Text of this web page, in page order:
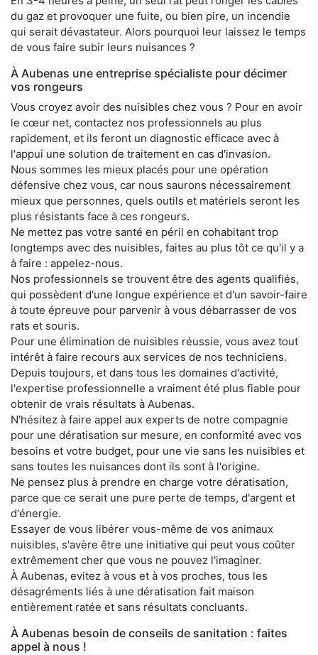
du gaz et provoquer une fuite, ou bien pire, un incendie
qui serait dévastateur. Alors pourquoi leur laissez le temps
de vous faire subir leurs nuisances ?
À Aubenas une entreprise spécialiste pour décimer
vos rongeurs
Vous croyez avoir des nuisibles chez vous ? Pour en avoir
le cœur net, contactez nos professionnels au plus
rapidement, et ils feront un diagnostic efficace avec à
l'appui une solution de traitement en cas d'invasion.
Nous sommes les mieux placés pour une opération
défensive chez vous, car nous saurons nécessairement
mieux que personnes, quels outils et matériels seront les
plus résistants face à ces rongeurs.
Ne mettez pas votre santé en péril en cohabitant trop
longtemps avec des nuisibles, faites au plus tôt ce qu'il y a
à faire : appelez-nous.
Nos professionnels se trouvent être des agents qualifiés,
qui possèdent d'une longue expérience et d'un savoir-faire
à toute épreuve pour parvenir à vous débarrasser de vos
rats et souris.
Pour une élimination de nuisibles réussie, vous avez tout
intérêt à faire recours aux services de nos techniciens.
Depuis toujours, et dans tous les domaines d'activité,
l'expertise professionnelle a vraiment été plus fiable pour
obtenir de vrais résultats à Aubenas.
N'hésitez à faire appel aux experts de notre compagnie
pour une dératisation sur mesure, en conformité avec vos
besoins et votre budget, pour une vie sans les nuisibles et
sans toutes les nuisances dont ils sont à l'origine.
Ne pensez plus à prendre en charge votre dératisation,
parce que ce serait une pure perte de temps, d'argent et
d'énergie.
Essayer de vous libérer vous-même de vos animaux
nuisibles, s'avère être une initiative qui peut vous coûter
extrêmement cher que vous ne pouvez l'imaginer.
À Aubenas, evitez à vous et à vos proches, tous les
désagréments liés à une dératisation fait maison
entièrement ratée et sans résultats concluants.
À Aubenas besoin de conseils de sanitation : faites
appel à nous !